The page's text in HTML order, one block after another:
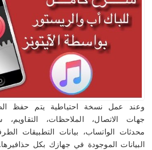
وعند عمل نسخة احتياطية يتم حفظ
جهات الاتصال، الملاحظات، التقاويم،
محدثات الواتساب، بيانات التطبيقات
البيانات الموجودة في جهازك بكل حذافيرها.